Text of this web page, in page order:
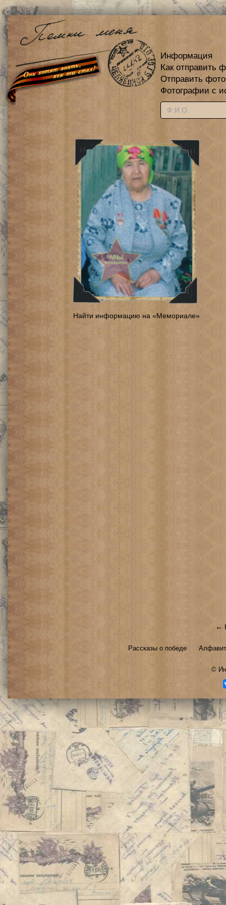
Информация
Как отправить
Отправить
Фотографии с
Найти информацию на «Мемориале»
←
Рассказы о победе
©